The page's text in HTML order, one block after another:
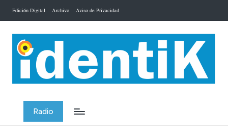
Saltar
contenido
Edición Digital Archivo Aviso de Privacidad
Radio